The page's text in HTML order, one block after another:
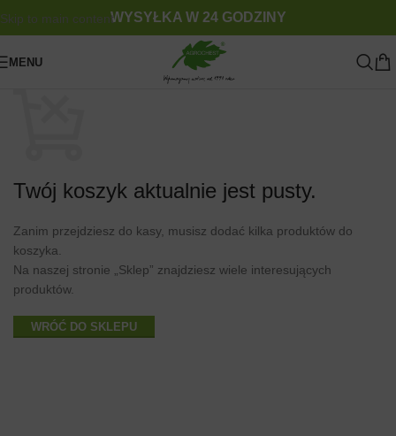
Skip to main contentWYSYŁKA W 24 GODZINY
MENU
Twój koszyk aktualnie jest pusty.
Zanim przejdziesz do kasy, musisz dodać kilka produktów do
koszyka.
Na naszej stronie „Sklep” znajdziesz wiele interesujących
produktów.
WRÓĆ DO SKLEPU